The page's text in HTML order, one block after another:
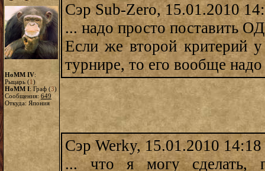
HoMM IV:
Рыцарь (1)
HoMM I: Граф (3)
Сообщения: 649
Откуда: Япония
Сэр Sub-Zero, 15.01.2010
... надо просто
Если же второй критерий
турнире, то его вообще
Сэр Werky, 15.01.2010 14:18
... что я могу сделать,